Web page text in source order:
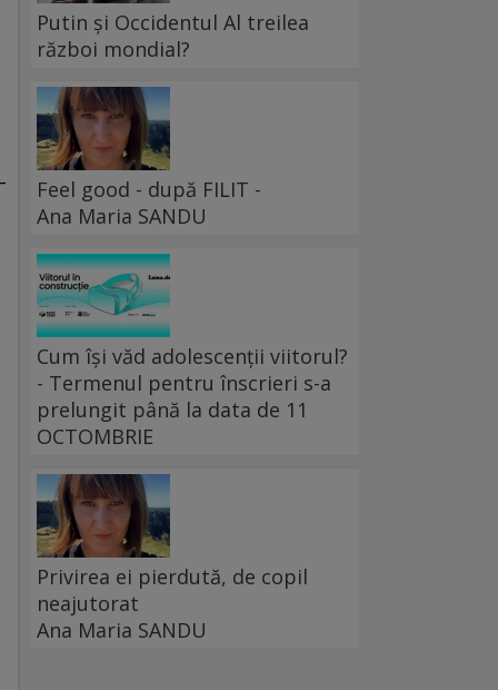
Putin și Occidentul Al treilea
război mondial?
Feel good - după FILIT -
Ana Maria SANDU
Cum își văd adolescenții viitorul?
- Termenul pentru înscrieri s-a
prelungit până la data de 11
OCTOMBRIE
Privirea ei pierdută, de copil
neajutorat
Ana Maria SANDU